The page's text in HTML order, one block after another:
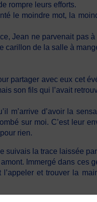
rompre leurs efforts.
le moindre mot, la
Jean ne parvenait pas
de la salle à
partager avec eux cet
son fils qui l’avait
d’avoir la
sur moi. C’est leur
rien.
suivais la trace laissée
Immergé dans ces
et trouver la